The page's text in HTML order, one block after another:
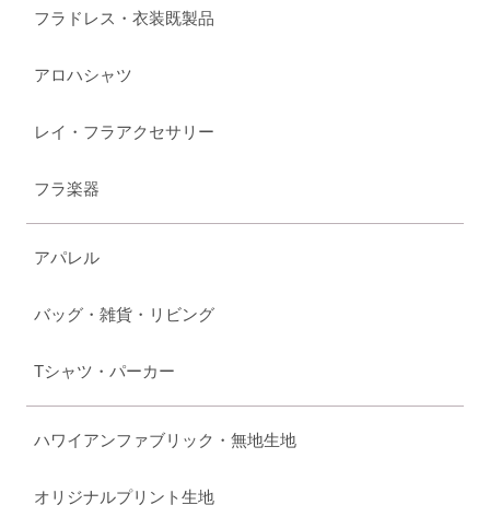
フラドレス・衣装既製品
アロハシャツ
レイ・フラアクセサリー
フラ楽器
アパレル
バッグ・雑貨・リビング
Tシャツ・パーカー
ハワイアンファブリック・無地生地
オリジナルプリント生地